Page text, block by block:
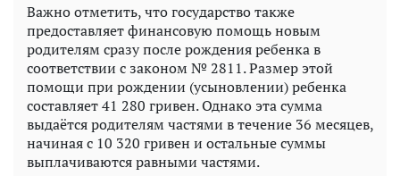
Важно отметить, что государство также
предоставляет финансовую помощь новым
родителям сразу после рождения ребенка в
соответствии с законом № 2811. Размер этой
помощи при рождении (усыновлении) ребенка
составляет 41 280 гривен. Однако эта сумма
выдаётся родителям частями в течение 36 месяцев,
начиная с 10 320 гривен и остальные суммы
выплачиваются равными частями.